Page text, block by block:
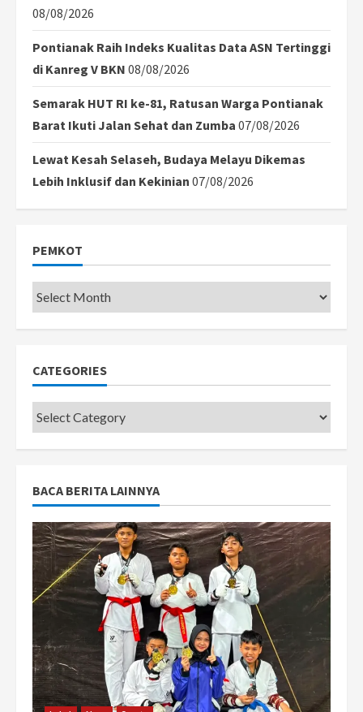
08/08/2026
Pontianak Raih Indeks Kualitas Data ASN Tertinggi
di Kanreg V BKN 08/08/2026
Semarak HUT RI ke-81, Ratusan Warga Pontianak
Barat Ikuti Jalan Sehat dan Zumba 07/08/2026
Lewat Kesah Selaseh, Budaya Melayu Dikemas
Lebih Inklusif dan Kekinian 07/08/2026
PEMKOT
Pemkot
CATEGORIES
Categories
BACA BERITA LAINNYA